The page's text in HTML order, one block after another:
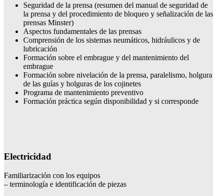
Seguridad de la prensa (resumen del manual de seguridad de
la prensa y del procedimiento de bloqueo y señalización de las
prensas Minster)
Aspectos fundamentales de las prensas
Comprensión de los sistemas neumáticos, hidráulicos y de
lubricación
Formación sobre el embrague y del mantenimiento del
embrague
Formación sobre nivelación de la prensa, paralelismo, holgura
de las guías y holguras de los cojinetes
Programa de mantenimiento preventivo
Formación práctica según disponibilidad y si corresponde
Electricidad
Familiarización con los equipos
– terminología e identificación de piezas